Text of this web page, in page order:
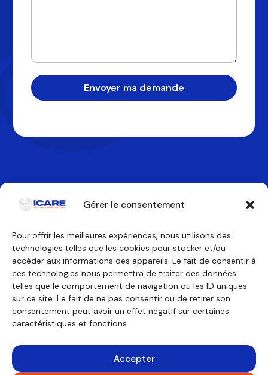
Gérer le consentement
Pour offrir les meilleures expériences, nous utilisons des
technologies telles que les cookies pour stocker et/ou
accéder aux informations des appareils. Le fait de consentir à
ces technologies nous permettra de traiter des données
telles que le comportement de navigation ou les ID uniques
sur ce site. Le fait de ne pas consentir ou de retirer son
consentement peut avoir un effet négatif sur certaines
caractéristiques et fonctions.
Accepter
Envoyer ma demande
Contactez-nous
Nos formations
Équipage de conduite
Équipage de cabine
Technicien de maintenance
Formations générales
Nous découvrir
Pourquoi ICARE
Nos agréments
Outils pédagogiques
Consulting
Mentions légales
Politique des cookies